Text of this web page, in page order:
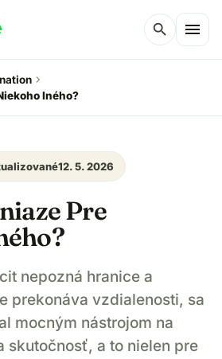
search menu
chevron_right
Iného?
12. 5. 2026
Pre
nepozná hranice a
prekonáva vzdialenosti, sa
mocným nástrojom na
skutočnosť, a to nielen pre